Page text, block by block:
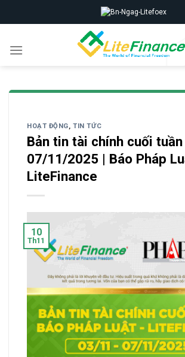
to
HOẠT ĐỘNG,TIN TỨC
Bản tin tài chính cuối
07/11/2025 | Báo Pháp
LiteFinance
10
Th11